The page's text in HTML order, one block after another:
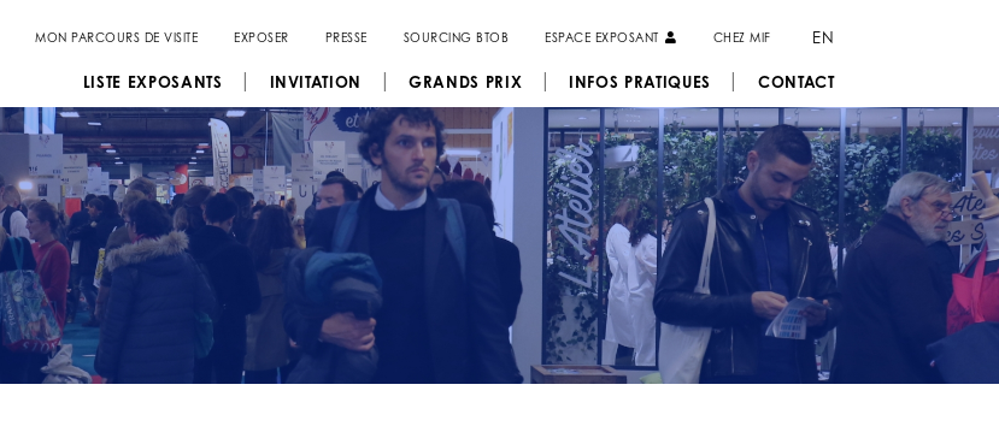
MON PARCOURS DE VISITE EXPOSER PRESSE SOURCING BTOB ESPACE EXPOSANT CHEZ MIF EN
LISTE EXPOSANTS INVITATION GRANDS PRIX INFOS PRATIQUES CONTACT